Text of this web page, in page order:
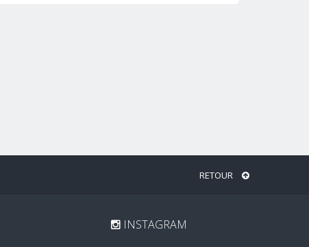
RETOUR
INSTAGRAM